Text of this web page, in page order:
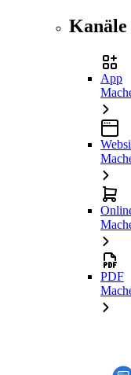
Kanäle
App
PDF